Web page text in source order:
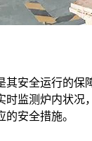
其安全运行的保
时监测炉内状况
安全措施。